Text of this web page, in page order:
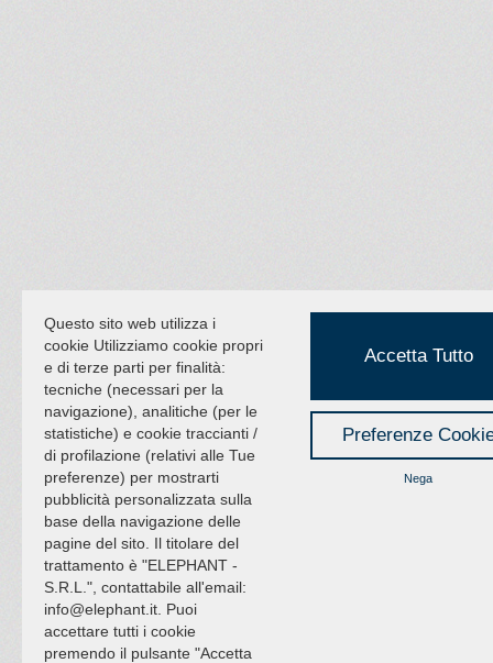
Questo sito web utilizza i
cookie Utilizziamo cookie propri
e di terze parti per finalità:
tecniche (necessari per la
navigazione), analitiche (per le
statistiche) e cookie traccianti /
di profilazione (relativi alle Tue
preferenze) per mostrarti
pubblicità personalizzata sulla
base della navigazione delle
pagine del sito. Il titolare del
trattamento è "ELEPHANT -
S.R.L.", contattabile all'email:
info@elephant.it. Puoi
accettare tutti i cookie
premendo il pulsante "Accetta
Accetta Tutto
Preferenze
Nega